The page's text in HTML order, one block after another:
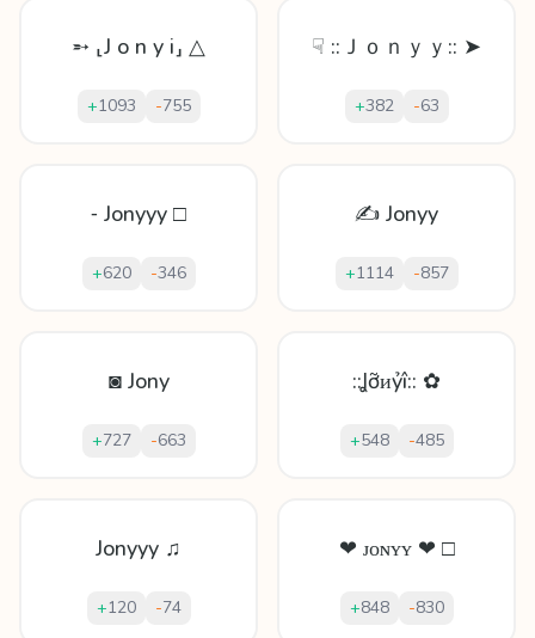
➵ ⸤J o n y i⸥ △
+1093 -755
☟ ::Ｊｏｎｙｙ:: ➤
+382 -63
⁃ Jonyyy □
+620 -346
✍ Jonyy
+1114 -857
◙ Jony
+727 -663
::Ʝỡᴎỷî:: ✿
+548 -485
Jonyyy ♫
+120 -74
❤ ᴊᴏɴʏʏ ❤ □
+848 -830